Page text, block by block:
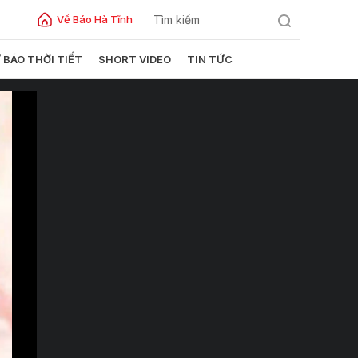
Về Báo Hà Tĩnh
BÁO THỜI TIẾT SHORT VIDEO TIN TỨC